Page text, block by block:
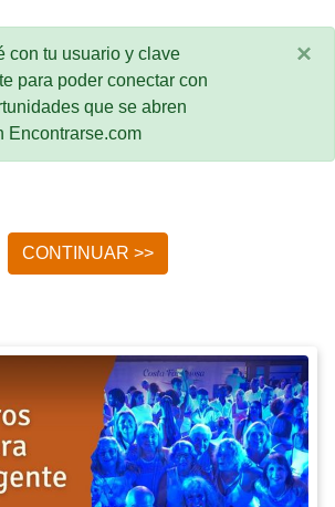
con tu usuario y clave
para poder conectar con
que se abren
Encontrarse.com
×
CONTINUAR >>